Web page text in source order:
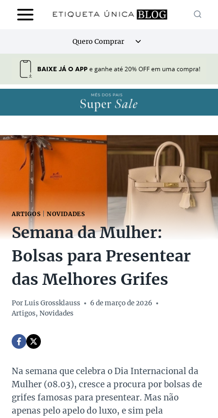
para
Quero Comprar
Alternar
ARTIGOS|NOVIDADES
Semana da Mulher:
Bolsas para Presentear
das Melhores Grifes
PorLuis Grossklauss
6 de março de 2026
Artigos, Novidades
Na semana que celebra o Dia Internacional da
Mulher (08.03), cresce a procura por bolsas de
grifes famosas para presentear. Mas não
apenas pelo apelo do luxo, e sim pela